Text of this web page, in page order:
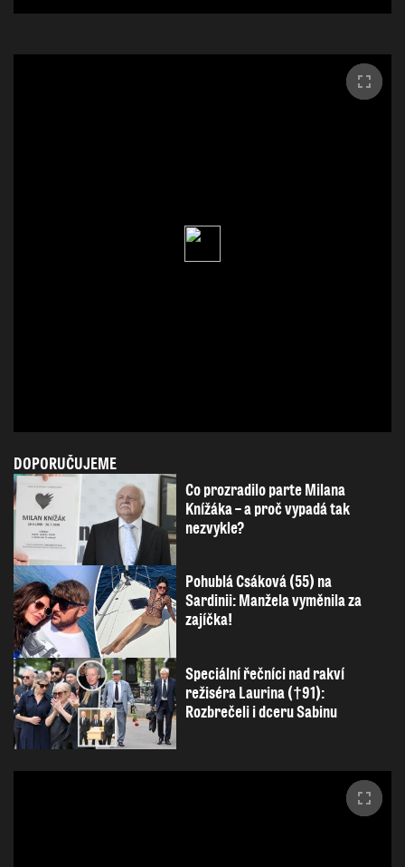
DOPORUČUJEME
Co prozradilo parte Milana
Knížáka – a proč vypadá tak
nezvykle?
Pohublá Csáková (55) na
Sardinii: Manžela vyměnila za
zajíčka!
Speciální řečníci nad rakví
režiséra Laurina (†91):
Rozbrečeli i dceru Sabinu